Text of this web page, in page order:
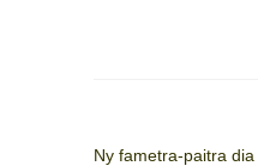
Ny fametra-paitra dia